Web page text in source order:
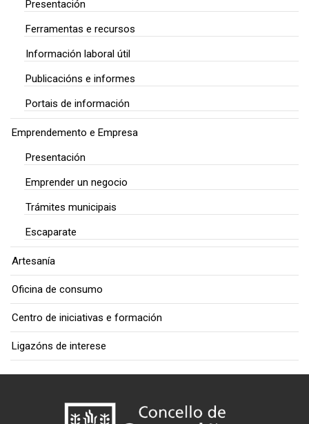
Presentación
Ferramentas e recursos
Información laboral útil
Publicacións e informes
Portais de información
Emprendemento e Empresa
Presentación
Emprender un negocio
Trámites municipais
Escaparate
Artesanía
Oficina de consumo
Centro de iniciativas e formación
Ligazóns de interese